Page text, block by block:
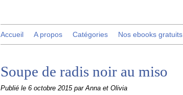
Accueil A propos Catégories Nos ebooks gratuits
Soupe de radis noir au miso
Publié le 6 octobre 2015 par Anna et Olivia